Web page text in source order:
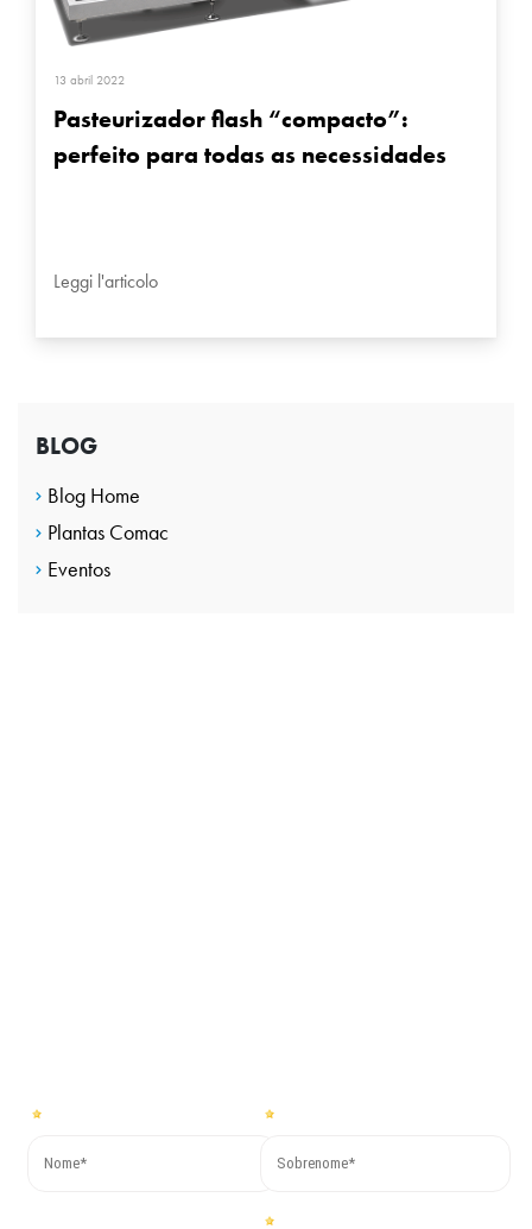
BLOG
Blog Home
Plantas Comac
Eventos
13 abril 2022
Pasteurizador flash “compacto”:
perfeito para todas as necessidades
Leggi l'articolo